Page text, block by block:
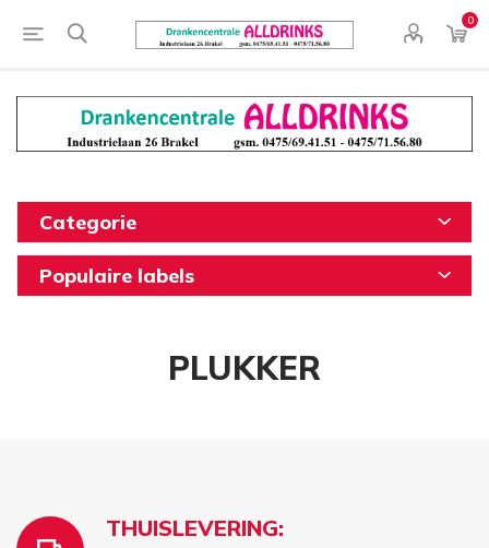
0
Categorie
Populaire labels
PLUKKER
THUISLEVERING: